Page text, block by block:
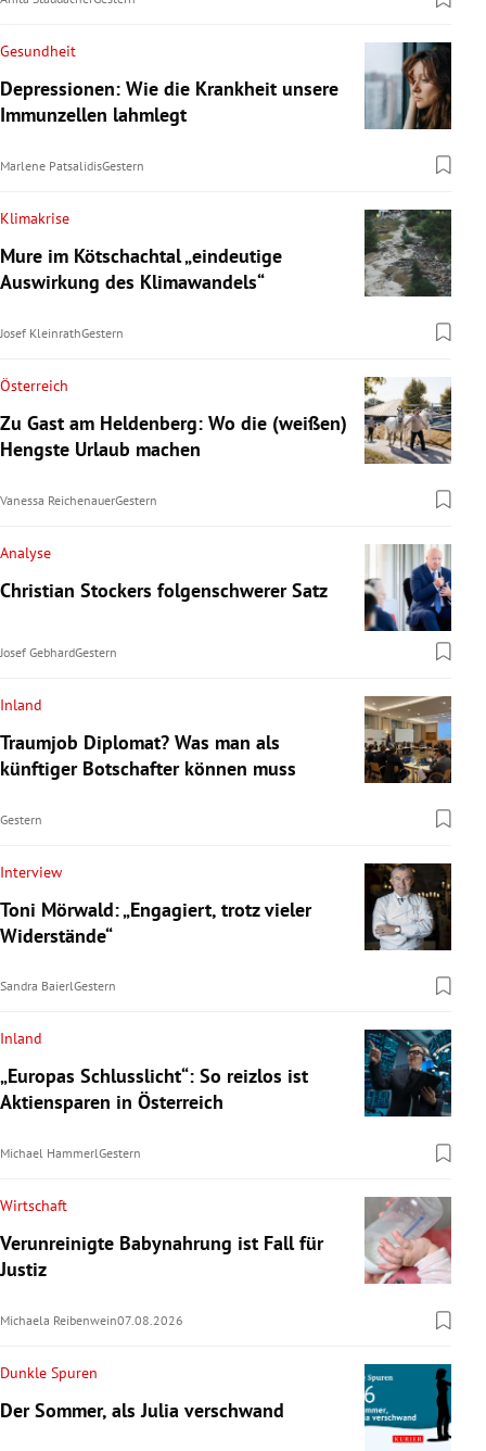
Gesundheit
Depressionen: Wie die Krankheit unsere
Immunzellen lahmlegt
Marlene PatsalidisGestern
Klimakrise
Mure im Kötschachtal „eindeutige
Auswirkung des Klimawandels“
Josef KleinrathGestern
Österreich
Zu Gast am Heldenberg: Wo die (weißen)
Hengste Urlaub machen
Vanessa ReichenauerGestern
Analyse
Christian Stockers folgenschwerer Satz
Josef GebhardGestern
Inland
Traumjob Diplomat? Was man als
künftiger Botschafter können muss
Gestern
Interview
Toni Mörwald: „Engagiert, trotz vieler
Widerstände“
Sandra BaierlGestern
Inland
„Europas Schlusslicht“: So reizlos ist
Aktiensparen in Österreich
Michael HammerlGestern
Wirtschaft
Verunreinigte Babynahrung ist Fall für
Justiz
Michaela Reibenwein07.08.2026
Dunkle Spuren
Der Sommer, als Julia verschwand